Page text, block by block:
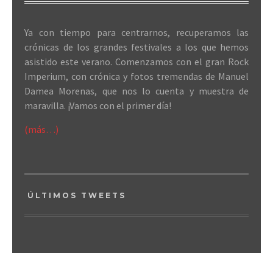
Ya con tiempo para centrarnos, recuperamos las
crónicas de los grandes festivales a los que hemos
asistido este verano. Comenzamos con el gran Rock
Imperium, con crónica y fotos tremendas de Manuel
Damea Morenas, que nos lo cuenta y muestra de
maravilla. ¡Vamos con el primer día!
(más…)
ÚLTIMOS TWEETS